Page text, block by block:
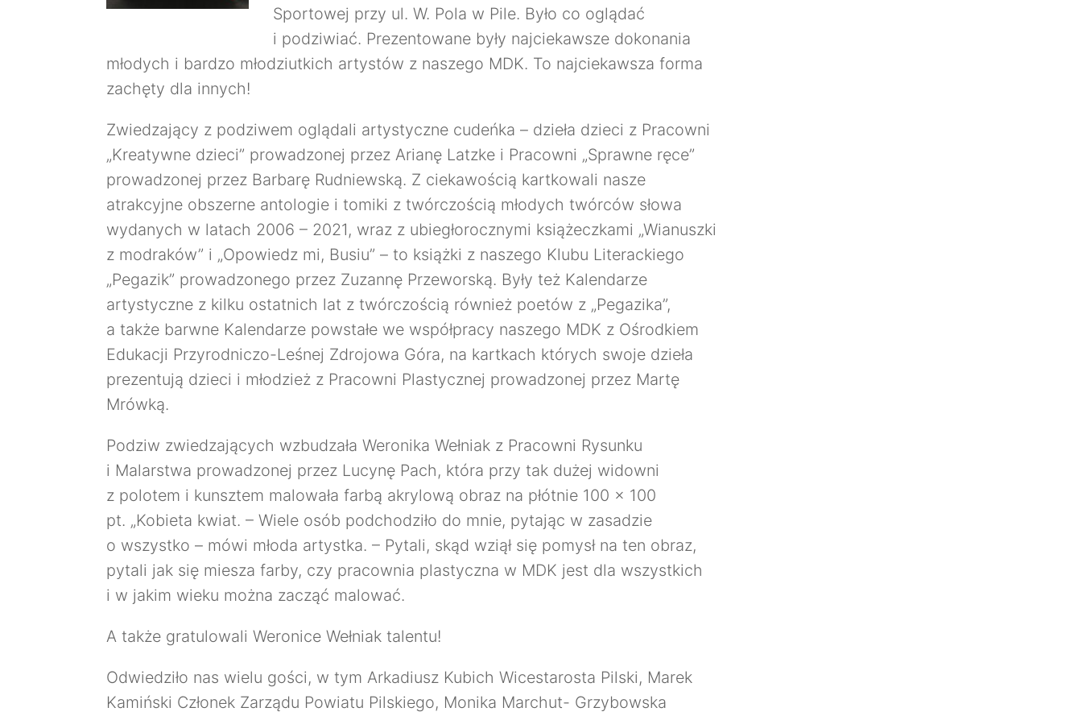
Sportowej przy ul. W. Pola w Pile. Było co oglądać
i podziwiać. Prezentowane były najciekawsze dokonania
młodych i bardzo młodziutkich artystów z naszego MDK. To najciekawsza forma
zachęty dla innych!
Zwiedzający z podziwem oglądali artystyczne cudeńka – dzieła dzieci z Pracowni
„Kreatywne dzieci” prowadzonej przez Arianę Latzke i Pracowni „Sprawne ręce”
prowadzonej przez Barbarę Rudniewską. Z ciekawością kartkowali nasze
atrakcyjne obszerne antologie i tomiki z twórczością młodych twórców słowa
wydanych w latach 2006 – 2021, wraz z ubiegłorocznymi książeczkami „Wianuszki
z modraków” i „Opowiedz mi, Busiu” – to książki z naszego Klubu Literackiego
„Pegazik” prowadzonego przez Zuzannę Przeworską. Były też Kalendarze
artystyczne z kilku ostatnich lat z twórczością również poetów z „Pegazika”,
a także barwne Kalendarze powstałe we współpracy naszego MDK z Ośrodkiem
Edukacji Przyrodniczo-Leśnej Zdrojowa Góra, na kartkach których swoje dzieła
prezentują dzieci i młodzież z Pracowni Plastycznej prowadzonej przez Martę
Mrówką.
Podziw zwiedzających wzbudzała Weronika Wełniak z Pracowni Rysunku
i Malarstwa prowadzonej przez Lucynę Pach, która przy tak dużej widowni
z polotem i kunsztem malowała farbą akrylową obraz na płótnie 100 x 100
pt. „Kobieta kwiat. – Wiele osób podchodziło do mnie, pytając w zasadzie
o wszystko – mówi młoda artystka. – Pytali, skąd wziął się pomysł na ten obraz,
pytali jak się miesza farby, czy pracownia plastyczna w MDK jest dla wszystkich
i w jakim wieku można zacząć malować.
A także gratulowali Weronice Wełniak talentu!
Odwiedziło nas wielu gości, w tym Arkadiusz Kubich Wicestarosta Pilski, Marek
Kamiński Członek Zarządu Powiatu Pilskiego, Monika Marchut- Grzybowska